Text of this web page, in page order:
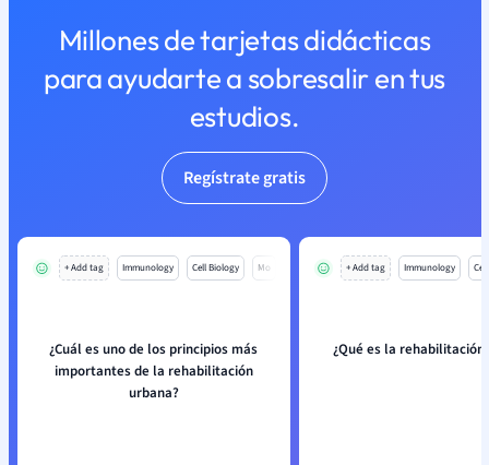
Millones de tarjetas didácticas
para ayudarte a sobresalir en tus
estudios.
Regístrate gratis
+ Add tag Immunology Cell Biology Mo
¿Cuál es uno de los principios más
importantes de la rehabilitación
urbana?
+ Add tag Immunology
¿Qué es la rehabilitación